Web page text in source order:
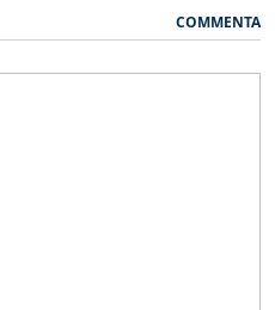
COMMENTA